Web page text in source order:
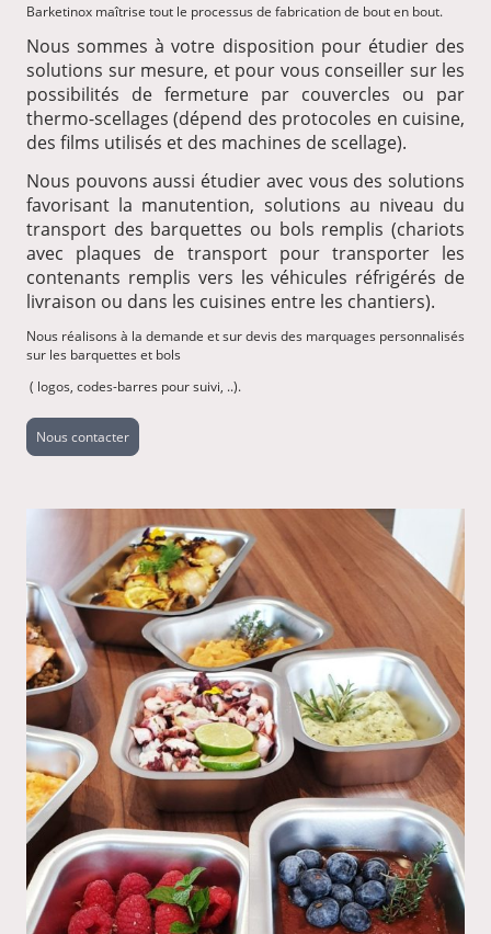
Barketinox maîtrise tout le processus de fabrication de bout en bout.
Nous sommes à votre disposition pour étudier des
solutions sur mesure, et pour vous conseiller sur les
possibilités de fermeture par couvercles ou par
thermo-scellages (dépend des protocoles en cuisine,
des films utilisés et des machines de scellage).
Nous pouvons aussi étudier avec vous des solutions
favorisant la manutention, solutions au niveau du
transport des barquettes ou bols remplis (chariots
avec plaques de transport pour transporter les
contenants remplis vers les véhicules réfrigérés de
livraison ou dans les cuisines entre les chantiers).
Nous réalisons à la demande et sur devis des marquages personnalisés
sur les barquettes et bols
( logos, codes-barres pour suivi, ..).
Nous contacter